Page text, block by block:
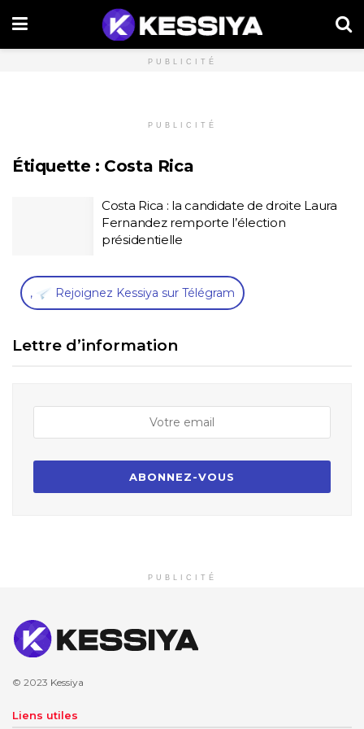
PUBLICITÉ
PUBLICITÉ
Étiquette : Costa Rica
Costa Rica : la candidate de droite Laura
Fernandez remporte l’élection
présidentielle
, Rejoignez Kessiya sur Télégram
Lettre d’information
PUBLICITÉ
© 2023 Kessiya
Liens utiles